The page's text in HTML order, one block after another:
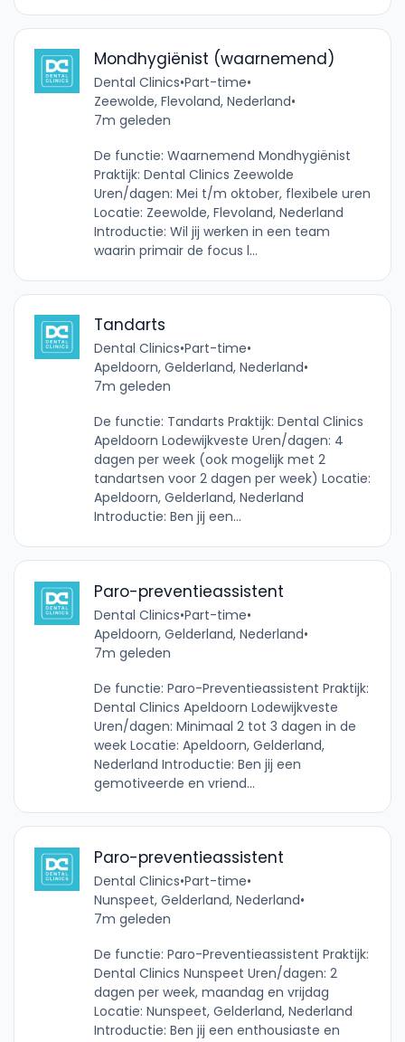
Mondhygiënist (waarnemend)
Dental Clinics•Part-time•
Zeewolde, Flevoland, Nederland•
7m geleden
De functie: Waarnemend Mondhygiënist
Praktijk: Dental Clinics Zeewolde
Uren/dagen: Mei t/m oktober, flexibele uren
Locatie: Zeewolde, Flevoland, Nederland
Introductie: Wil jij werken in een team
waarin primair de focus l...
Tandarts
Dental Clinics•Part-time•
Apeldoorn, Gelderland, Nederland•
7m geleden
De functie: Tandarts Praktijk: Dental Clinics
Apeldoorn Lodewijkveste Uren/dagen: 4
dagen per week (ook mogelijk met 2
tandartsen voor 2 dagen per week) Locatie:
Apeldoorn, Gelderland, Nederland
Introductie: Ben jij een...
Paro-preventieassistent
Dental Clinics•Part-time•
Apeldoorn, Gelderland, Nederland•
7m geleden
De functie: Paro-Preventieassistent Praktijk:
Dental Clinics Apeldoorn Lodewijkveste
Uren/dagen: Minimaal 2 tot 3 dagen in de
week Locatie: Apeldoorn, Gelderland,
Nederland Introductie: Ben jij een
gemotiveerde en vriend...
Paro-preventieassistent
Dental Clinics•Part-time•
Nunspeet, Gelderland, Nederland•
7m geleden
De functie: Paro-Preventieassistent Praktijk:
Dental Clinics Nunspeet Uren/dagen: 2
dagen per week, maandag en vrijdag
Locatie: Nunspeet, Gelderland, Nederland
Introductie: Ben jij een enthousiaste en